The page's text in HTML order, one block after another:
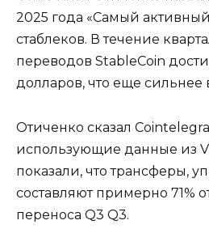
2025 года «Самый
стаблеков. В течение
переводов StableCoin
долларов, что еще сильнее
Отиченко сказал
использующие данные из
показали, что трансферы,
составляют примерно 71%
переноса Q3 Q3.